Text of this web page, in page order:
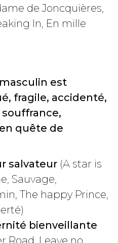
de Joncquières,
In, En mille
est
fragile, accidenté,
quête de
salvateur (A star is
Sauvage,
The happy Prince,
bienveillante